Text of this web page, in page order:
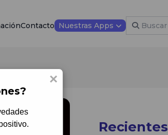
Contacto Nuestras Apps
Recientes
×